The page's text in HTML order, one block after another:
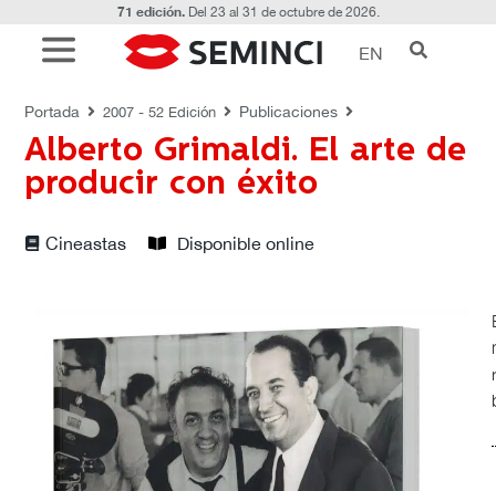
71 edición.Del 23 al 31 de octubre de 2026.
EN
Portada 2007 - 52 Edición Publicaciones
Alberto Grimaldi. El arte de
producir con éxito
Cineastas Disponible online
PUBLICACIONES